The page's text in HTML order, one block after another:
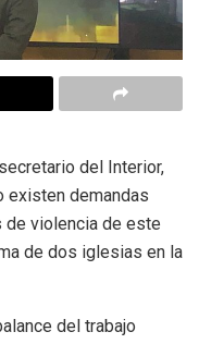
del Interior,
existen demandas
violencia de este
de dos iglesias en la
del trabajo